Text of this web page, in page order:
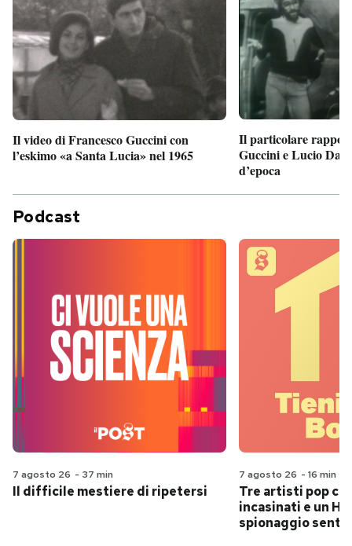
Il video di Francesco Guccini con
l’eskimo «a Santa Lucia» nel 1965
Il particolare
Guccini e Lucio
d’epoca
Podcast
7 agosto 26 - 37 min
Il difficile mestiere di ripetersi
7 agosto 26 - 16 min
Tre artisti pop
incasinati e un
spionaggio